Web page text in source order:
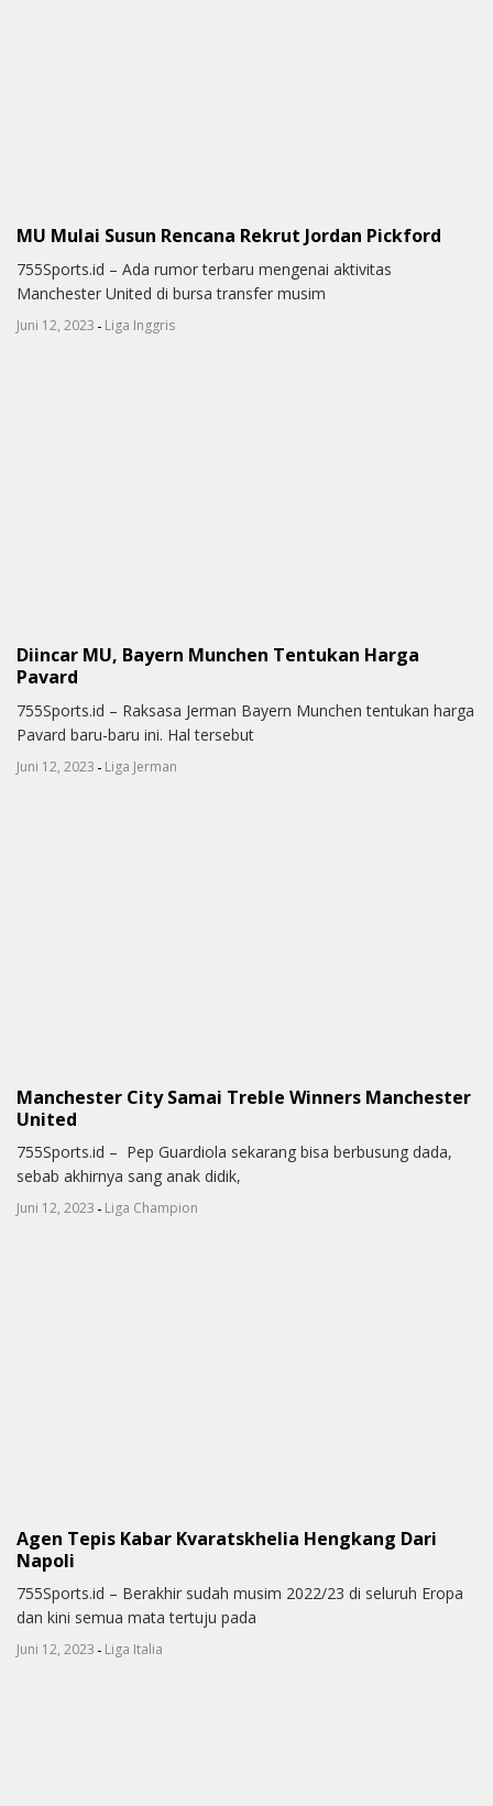
MU Mulai Susun Rencana Rekrut Jordan Pickford
755Sports.id – Ada rumor terbaru mengenai aktivitas
Manchester United di bursa transfer musim
Juni 12, 2023 - Liga Inggris
Diincar MU, Bayern Munchen Tentukan Harga
Pavard
755Sports.id – Raksasa Jerman Bayern Munchen tentukan harga
Pavard baru-baru ini. Hal tersebut
Juni 12, 2023 - Liga Jerman
Manchester City Samai Treble Winners Manchester
United
755Sports.id – Pep Guardiola sekarang bisa berbusung dada,
sebab akhirnya sang anak didik,
Juni 12, 2023 - Liga Champion
Agen Tepis Kabar Kvaratskhelia Hengkang Dari
Napoli
755Sports.id – Berakhir sudah musim 2022/23 di seluruh Eropa
dan kini semua mata tertuju pada
Juni 12, 2023 - Liga Italia